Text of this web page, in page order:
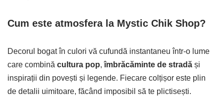
Cum este atmosfera la Mystic Chik Shop?
Decorul bogat în culori vă cufundă instantaneu într-o lume
care combină cultura pop,îmbrăcăminte de stradă și
inspirații din povești și legende. Fiecare colțișor este plin
de detalii uimitoare, făcând imposibil să te plictisești.